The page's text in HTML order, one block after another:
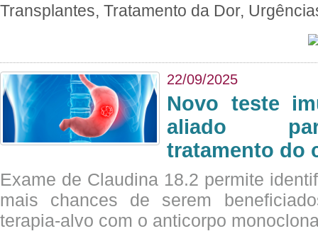
Transplantes, Tratamento da Dor,
22/09/2025
Novo teste
aliado
tratamento do
Exame de Claudina 18.2 permite
mais chances de serem
terapia-alvo com o anticorpo